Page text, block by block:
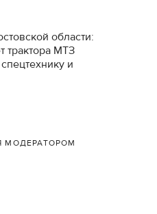
области:
трактора МТЗ
и
МОДЕРАТОРОМ